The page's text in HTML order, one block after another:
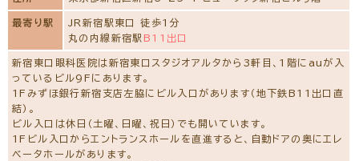
最寄り駅
JR新宿駅東口 徒歩1分
丸の内線新宿駅 B11出口
新宿東口眼科医院は新宿東口スタジオアルタから3軒目、1階にauが入
っているビル9Fにあります。
1Fみずほ銀行新宿支店左脇にビル入口があります（地下鉄B11出口直
結）。
ビル入口は休日（土曜、日曜、祝日）でも開いています。
1Fビル入口からエントランスホールを直進すると、自動ドアの奥にエレ
ベータホールがあります。